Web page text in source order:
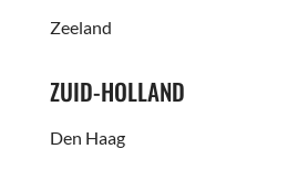
Zeeland
ZUID-HOLLAND
Den Haag